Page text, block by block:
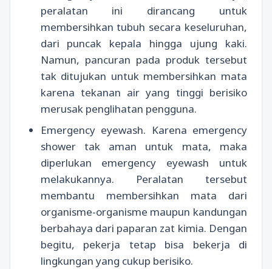
peralatan ini dirancang untuk
membersihkan tubuh secara keseluruhan,
dari puncak kepala hingga ujung kaki.
Namun, pancuran pada produk tersebut
tak ditujukan untuk membersihkan mata
karena tekanan air yang tinggi berisiko
merusak penglihatan pengguna.
Emergency eyewash. Karena emergency
shower tak aman untuk mata, maka
diperlukan emergency eyewash untuk
melakukannya. Peralatan tersebut
membantu membersihkan mata dari
organisme-organisme maupun kandungan
berbahaya dari paparan zat kimia. Dengan
begitu, pekerja tetap bisa bekerja di
lingkungan yang cukup berisiko.